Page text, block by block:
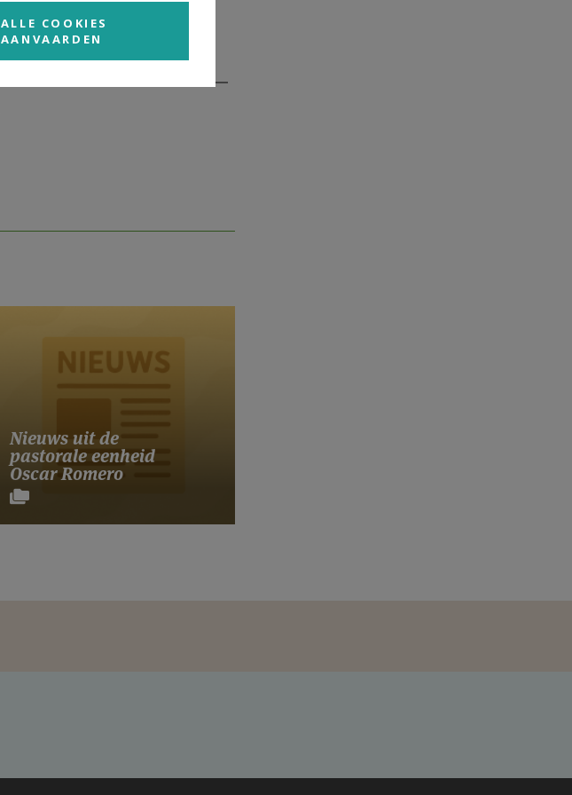
Nieuws uit de
pastorale eenheid
Oscar Romero
ALLE COOKIES
AANVAARDEN